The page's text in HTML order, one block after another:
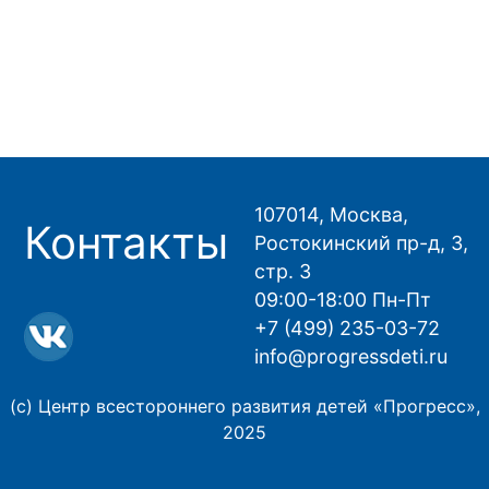
Контакты
107014, Москва,
Ростокинский пр-д, 3,
стр. 3
09:00-18:00 Пн-Пт
+7 (499) 235-03-72
info@progressdeti.ru
(с) Центр всестороннего развития детей «Прогресс»,
2025